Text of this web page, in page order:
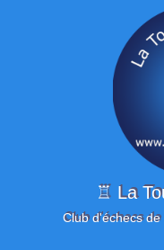
♖ La
Club d'échecs